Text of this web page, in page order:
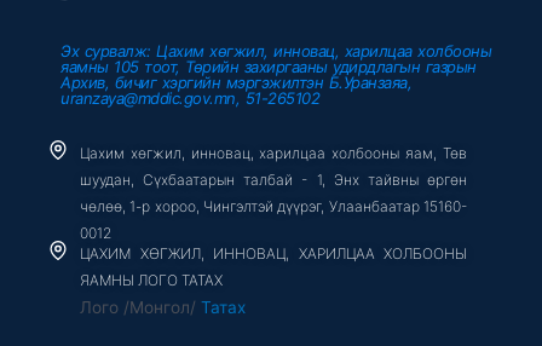
Эх сурвалж: Цахим хөгжил, инновац, харилцаа холбооны
яамны 105 тоот, Төрийн захиргааны удирдлагын газрын
Архив, бичиг хэргийн мэргэжилтэн Б.Уранзаяа,
uranzaya@mddic.gov.mn, 51-265102
Цахим хөгжил, инновац, харилцаа холбооны яам, Төв
шуудан, Сүхбаатарын талбай - 1, Энх тайвны өргөн
чөлөө, 1-р хороо, Чингэлтэй дүүрэг, Улаанбаатар 15160-
0012
ЦАХИМ ХӨГЖИЛ, ИННОВАЦ, ХАРИЛЦАА ХОЛБООНЫ
ЯАМНЫ ЛОГО ТАТАХ
Лого /Монгол/ Татах